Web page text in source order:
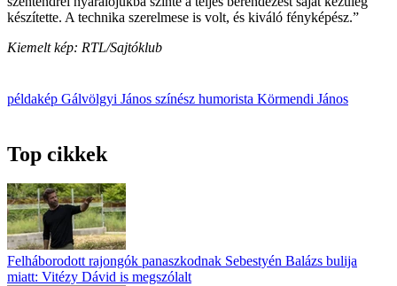
készítette. A technika szerelmese is volt, és kiváló fényképész.”
Kiemelt kép: RTL/Sajtóklub
példakép Gálvölgyi János színész humorista Körmendi János
Top cikkek
Felháborodott rajongók panaszkodnak Sebestyén Balázs bulija
miatt: Vitézy Dávid is megszólalt